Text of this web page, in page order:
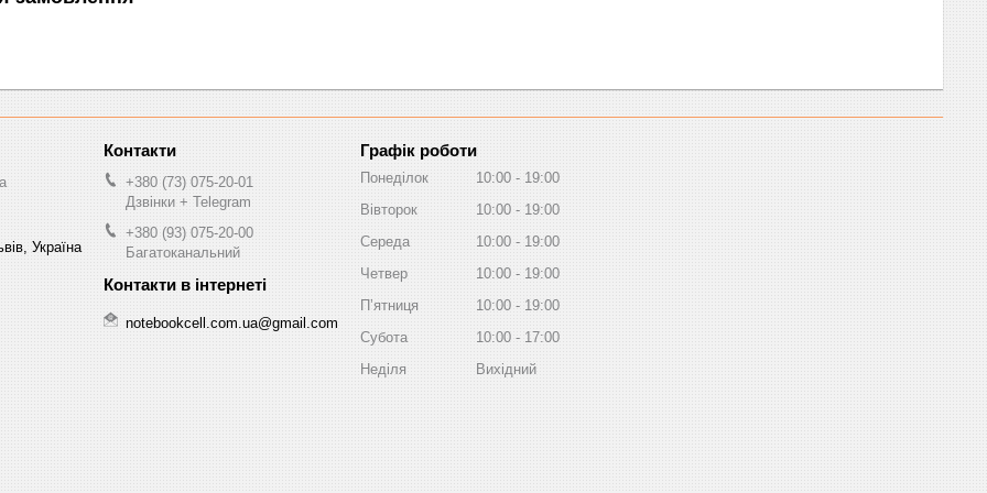
Україна
+380 (73) 075-20-01
Дзвінки + Telegram
+380 (93) 075-20-00
Багатоканальний
notebookcell.com.ua@gmail.com
Графік роботи
Понеділок 10:00
19:00
Вівторок
10:00
19:00
Середа
10:00
19:00
Четвер
10:00
19:00
Пʼятниця
10:00
19:00
Субота
10:00
17:00
Неділя
Вихідний